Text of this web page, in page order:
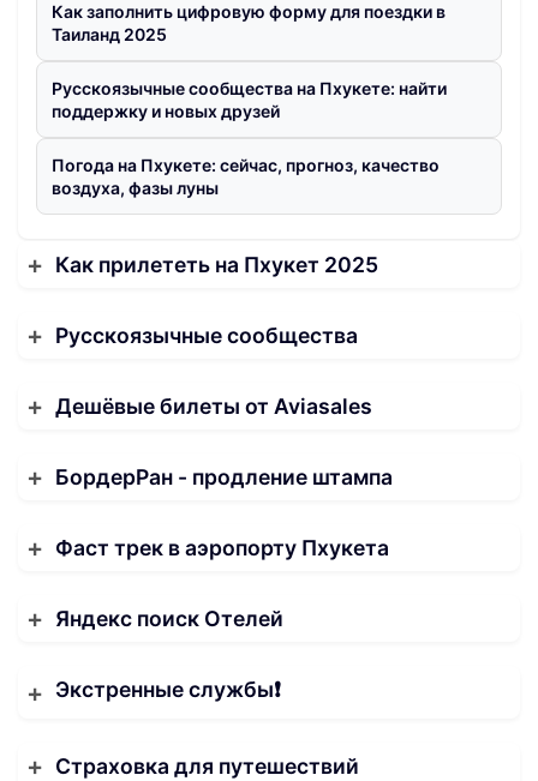
Как заполнить цифровую форму для поездки в
Таиланд 2025
Русскоязычные сообщества на Пхукете: найти
поддержку и новых друзей
Погода на Пхукете: сейчас, прогноз, качество
воздуха, фазы луны
Как прилететь на Пхукет 2025
Русскоязычные сообщества
Дешёвые билеты от Aviasales
БордерРан - продление штампа
Фаст трек в аэропорту Пхукета
Яндекс поиск Отелей
Экстренные службы❗️
Страховка для путешествий